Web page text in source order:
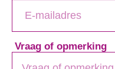
Vraag of opmerking